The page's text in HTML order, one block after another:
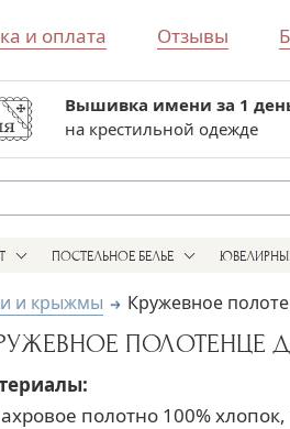
и оплата Отзывы
Все для выписки и
в одном магазине
Вышивка имени за 1
на крестильной одежде
ПОСТЕЛЬНОЕ БЕЛЬЕ
и крыжмы Кружевное
ПОЛОТЕНЦЕ
полотно 100%